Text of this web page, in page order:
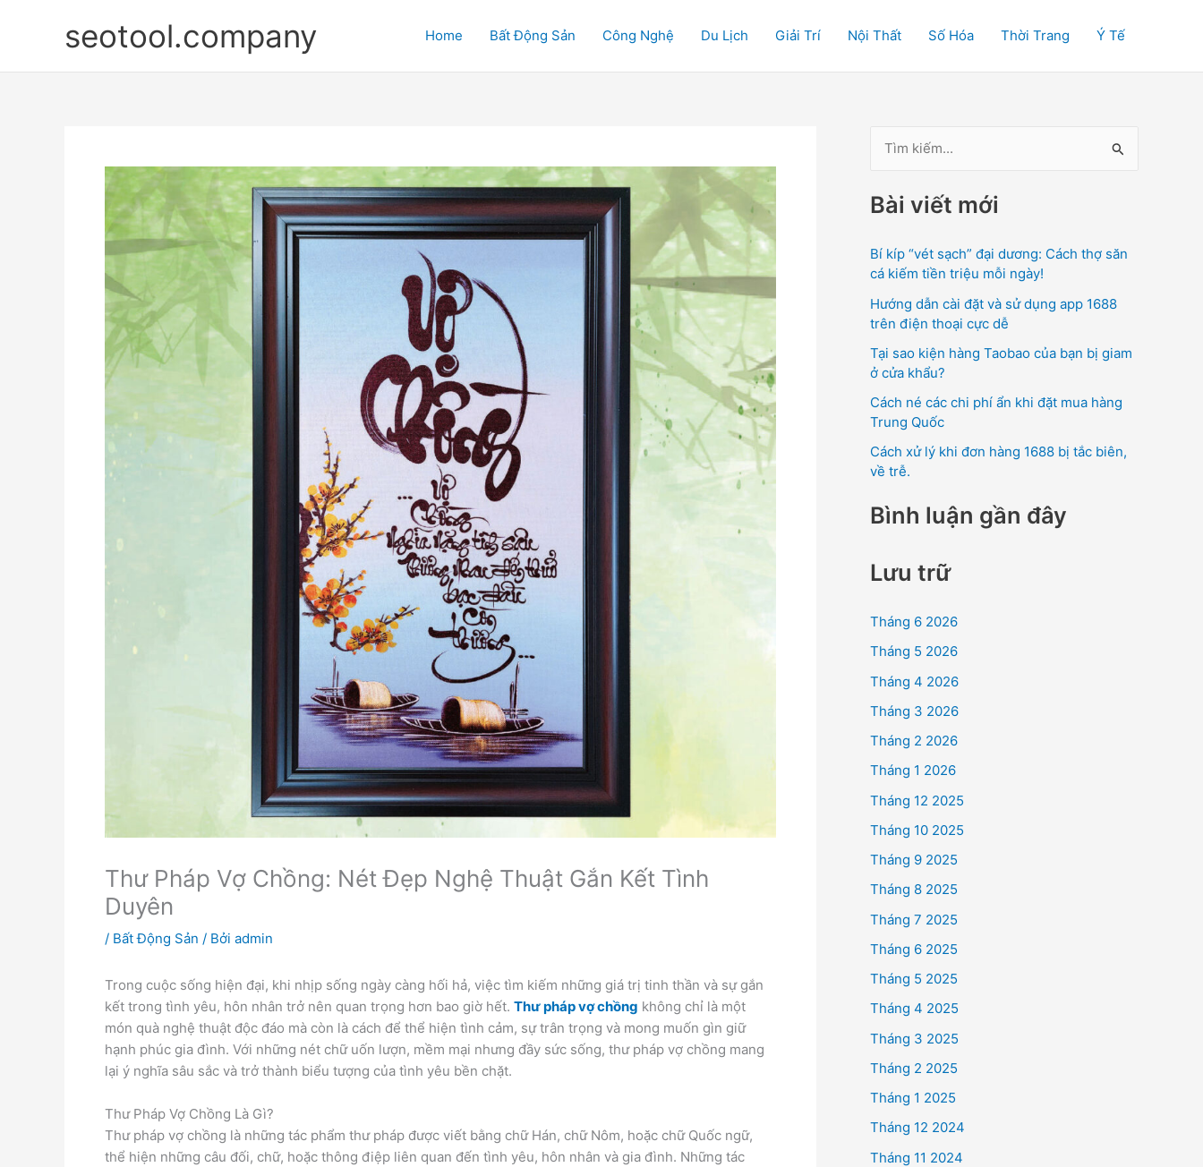
dung
seotool.company Home Bất Động Sản Công Nghệ Du Lịch Giải Trí Nội Thất Số Hóa Thời Trang Ý Tế
Thư Pháp Vợ Chồng: Nét Đẹp Nghệ Thuật Gắn Kết Tình
Duyên
/ Bất Động Sản / Bởi admin
Trong cuộc sống hiện đại, khi nhịp sống ngày càng hối hả, việc tìm kiếm những giá trị tinh thần và sự gắn
kết trong tình yêu, hôn nhân trở nên quan trọng hơn bao giờ hết. Thư pháp vợ chồng không chỉ là một
món quà nghệ thuật độc đáo mà còn là cách để thể hiện tình cảm, sự trân trọng và mong muốn gìn giữ
hạnh phúc gia đình. Với những nét chữ uốn lượn, mềm mại nhưng đầy sức sống, thư pháp vợ chồng mang
lại ý nghĩa sâu sắc và trở thành biểu tượng của tình yêu bền chặt.
Thư Pháp Vợ Chồng Là Gì?
Thư pháp vợ chồng là những tác phẩm thư pháp được viết bằng chữ Hán, chữ Nôm, hoặc chữ Quốc ngữ,
thể hiện những câu đối, chữ, hoặc thông điệp liên quan đến tình yêu, hôn nhân và gia đình. Những tác
m
i
m
Bài viết mới
Bí kíp “vét sạch” đại dương: Cách thợ săn
cá kiếm tiền triệu mỗi ngày!
Hướng dẫn cài đặt và sử dụng app 1688
trên điện thoại cực dễ
Tại sao kiện hàng Taobao của bạn bị giam
ở cửa khẩu?
Cách né các chi phí ẩn khi đặt mua hàng
Trung Quốc
Cách xử lý khi đơn hàng 1688 bị tắc biên,
về trễ.
Bình luận gần đây
Lưu trữ
Tháng 6 2026
Tháng 5 2026
Tháng 4 2026
Tháng 3 2026
Tháng 2 2026
Tháng 1 2026
Tháng 12 2025
Tháng 10 2025
Tháng 9 2025
Tháng 8 2025
Tháng 7 2025
Tháng 6 2025
Tháng 5 2025
Tháng 4 2025
Tháng 3 2025
Tháng 2 2025
Tháng 1 2025
Tháng 12 2024
Tháng 11 2024